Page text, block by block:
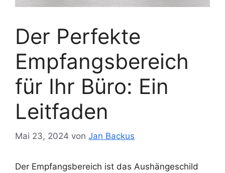
Der Perfekte
Empfangsbereich
für Ihr Büro: Ein
Leitfaden
Mai 23, 2024 von Jan Backus
Der Empfangsbereich ist das Aushängeschild